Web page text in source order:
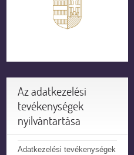
Az adatkezelési
tevékenységek
nyilvántartása
Adatkezelési tevékenységek